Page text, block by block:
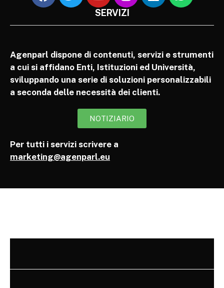
SERVIZI
Agenparl dispone di contenuti, servizi e strumenti
a cui si affidano Enti, Istituzioni ed Università,
sviluppando una serie di soluzioni personalizzabili
a seconda delle necessità dei clienti.
NOTIZIARIO
Per tutti i servizi scrivere a
marketing@agenparl.eu